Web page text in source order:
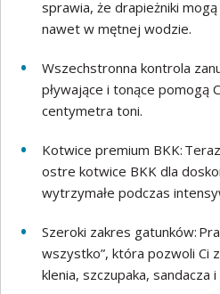
sprawia, że drapieżniki
nawet w mętnej wodzie.
Wszechstronna kontrola
pływające i tonące pomogą
centymetra toni.
Kotwice premium BKK:
ostre kotwice BKK dla
wytrzymałe podczas
Szeroki zakres gatunków:
wszystko”, która pozwoli Ci
klenia, szczupaka, sandacza